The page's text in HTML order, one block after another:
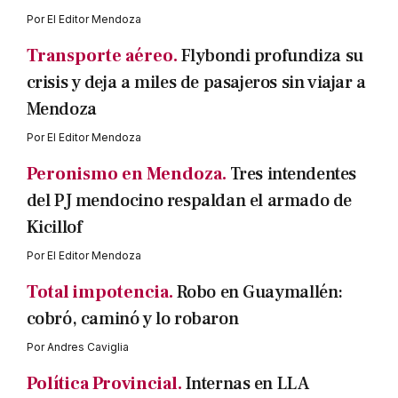
PorEl Editor Mendoza
Transporte aéreo.Flybondi profundiza su
crisis y deja a miles de pasajeros sin viajar a
Mendoza
PorEl Editor Mendoza
Peronismo en Mendoza. Tres intendentes
del PJ mendocino respaldan el armado de
Kicillof
PorEl Editor Mendoza
Total impotencia.Robo en Guaymallén:
cobró, caminó y lo robaron
PorAndres Caviglia
Política Provincial.Internas en LLA